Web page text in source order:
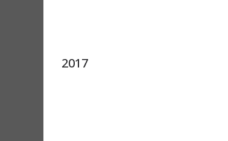
2017